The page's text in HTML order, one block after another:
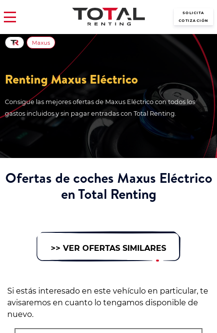
SOLICITA
COTIZACIÓN
Renting Maxus Eléctrico
Consigue las mejores ofertas de Maxus Eléctrico con todos los
gastos incluidos y sin pagar entradas con Total Renting.
Maxus
Ofertas de coches Maxus Eléctrico
en Total Renting
>> VER OFERTAS SIMILARES
Si estás interesado en este vehículo en particular, te
avisaremos en cuanto lo tengamos disponible de
nuevo.